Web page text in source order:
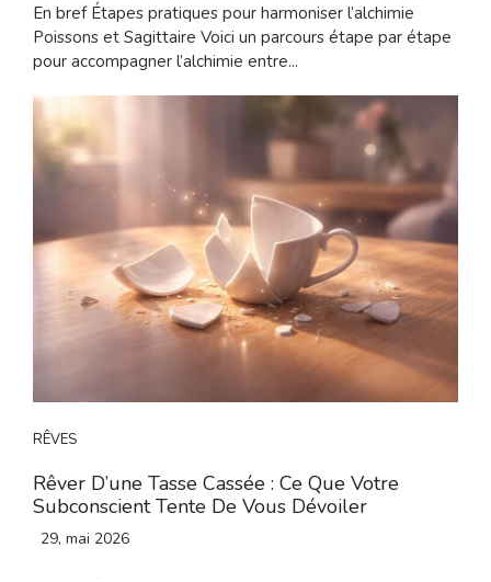
En bref Étapes pratiques pour harmoniser l’alchimie
Poissons et Sagittaire Voici un parcours étape par étape
pour accompagner l’alchimie entre...
RÊVES
Rêver D’une Tasse Cassée : Ce Que Votre
Subconscient Tente De Vous Dévoiler
29, mai 2026